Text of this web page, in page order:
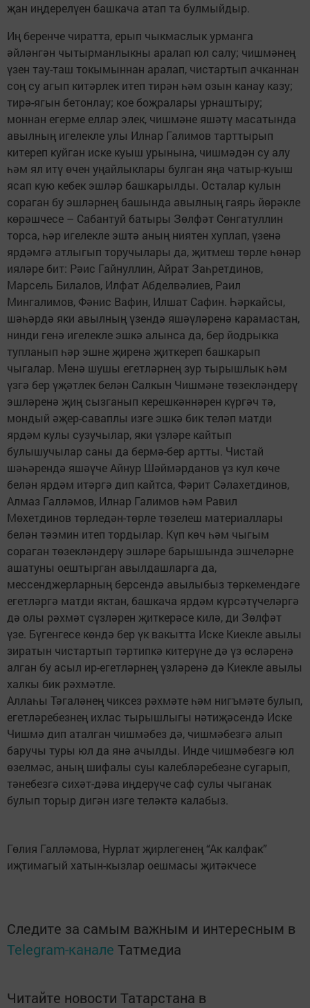
җан иңдерелүен башкача атап та булмыйдыр.
Иң беренче чиратта, ерып чыкмаслык урманга
әйләнгән чытырманлыкны аралап юл салу; чишмәнең
үзен тау-таш токымыннан аралап, чистартып ачканнан
соң су агып китәрлек итеп тирән һәм озын канау казу;
тирә-ягын бетонлау; кое боҗралары урнаштыру;
моннан егерме еллар элек, чишмәне яшәтү масатында
авылның игелекле улы Илнар Галимов тарттырып
китереп куйган иске куыш урынына, чишмәдән су алу
һәм ял итү өчен уңайлыклары булган яңа чатыр-куыш
ясап кую кебек эшләр башкарылды. Осталар кулын
сораган бу эшләрнең башында авылның гаярь йөрәкле
көрәшчесе – Сабантуй батыры Зөлфәт Сөнгатуллин
торса, һәр игелекле эштә аның ниятен хуплап, үзенә
ярдәмгә атлыгып торучылары да, җитмеш төрле һөнәр
ияләре бит: Рәис Гайнуллин, Айрат Заһретдинов,
Марсель Билалов, Илфат Абделвәлиев, Раил
Мингалимов, Фәнис Вафин, Илшат Сафин. Һәркайсы,
шәһәрдә яки авылның үзендә яшәүләренә карамастан,
нинди генә игелекле эшкә алынса да, бер йодрыкка
тупланып һәр эшне җиренә җиткереп башкарып
чыгалар. Менә шушы егетләрнең зур тырышлык һәм
үзгә бер үҗәтлек белән Салкын Чишмәне төзекләндерү
эшләренә җиң сызганып керешкәннәрен күргәч тә,
мондый әҗер-саваплы изге эшкә бик теләп матди
ярдәм кулы сузучылар, яки үзләре кайтып
булышучылар саны да бермә-бер артты. Чистай
шәһәрендә яшәүче Айнур Шәймәрданов үз кул көче
белән ярдәм итәргә дип кайтса, Фәрит Сәлахетдинов,
Алмаз Галләмов, Илнар Галимов һәм Равил
Мөхетдинов төрледән-төрле төзелеш материаллары
белән тәэмин итеп тордылар. Күп көч һәм чыгым
сораган төзекләндерү эшләре барышында эшчеләрне
ашатуны оештырган авылдашларга да,
мессенджерларның берсендә авылыбыз төркемендәге
егетләргә матди яктан, башкача ярдәм күрсәтүчеләргә
дә олы рәхмәт сүзләрен җиткерәсе килә, ди Зөлфәт
үзе. Бүгенгесе көндә бер үк вакытта Иске Киекле авылы
зиратын чистартып тәртипкә китерүне дә үз өсләренә
алган бу асыл ир-егетләрнең үзләренә дә Киекле авылы
халкы бик рәхмәтле.
Аллаһы Тәгаләнең чиксез рәхмәте һәм нигъмәте булып,
егетләребезнең ихлас тырышлыгы нәтиҗәсендә Иске
Чишмә дип аталган чишмәбез дә, чишмәбезгә алып
баручы туры юл да янә ачылды. Инде чишмәбезгә юл
өзелмәс, аның шифалы суы калебләребезне сугарып,
тәнебезгә сихәт-дәва иңдерүче саф сулы чыганак
булып торыр дигән изге теләктә калабыз.
Гөлия Галләмова, Нурлат җирлегенең “Ак калфак”
иҗтимагый хатын-кызлар оешмасы җитәкчесе
Следите за самым важным и интересным в
Telegram-канале Татмедиа
Читайте новости Татарстана в